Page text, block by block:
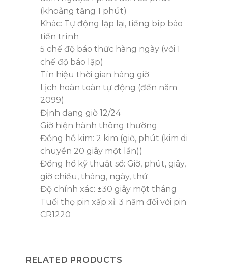
(khoảng tăng 1 phút)
Khác: Tự động lặp lại, tiếng bíp báo
tiến trình
5 chế độ báo thức hàng ngày (với 1
chế độ báo lặp)
Tín hiệu thời gian hàng giờ
Lịch hoàn toàn tự động (đến năm
2099)
Định dạng giờ 12/24
Giờ hiện hành thông thường
Đồng hồ kim: 2 kim (giờ, phút (kim di
chuyển 20 giây một lần))
Đồng hồ kỹ thuật số: Giờ, phút, giây,
giờ chiều, tháng, ngày, thứ
Độ chính xác: ±30 giây một tháng
Tuổi thọ pin xấp xỉ: 3 năm đối với pin
CR1220
RELATED PRODUCTS